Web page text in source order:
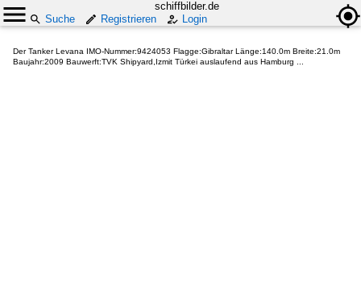
schiffbilder.de
Suche
Registrieren Login
Der Tanker Levana IMO-Nummer:9424053 Flagge:Gibraltar Länge:140.0m Breite:21.0m
Baujahr:2009 Bauwerft:TVK Shipyard,Izmit Türkei auslaufend aus Hamburg ...